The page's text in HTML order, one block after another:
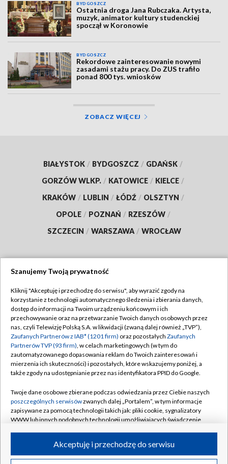
BYDGOSZCZ
Ostatnia droga Jana Rubczaka. Artysta,
muzyk, animator kultury studenckiej
spoczął w Koronowie
BYDGOSZCZ
Rekordowe zainteresowanie nowymi
zasadami stażu pracy. Do ZUS trafiło
ponad 800 tys. wniosków
ZOBACZ WIĘCEJ
BIAŁYSTOK / BYDGOSZCZ / GDAŃSK /
GORZÓW WLKP. / KATOWICE / KIELCE /
KRAKÓW / LUBLIN / ŁÓDŹ / OLSZTYN /
OPOLE / POZNAŃ / RZESZÓW /
SZCZECIN / WARSZAWA / WROCŁAW
TVP
Abonament TVP
Emisja w TVP
Centrum informacji TVP
Naziemna Telewizja Cyfrowa
Rada Programowa
System NOS
Informacje o nadawcy
Program dla prasy
Regulamin TVP
Polityka prywatności
Moje zgody
Pomoc
Kontakt
Kanały
©2026 Telewizja Polska S.A. w likwidacji
Szanujemy Twoją prywatność
Kliknij "Akceptuję i przechodzę do serwisu", aby wyrazić zgody na
korzystanie z technologii automatycznego śledzenia i zbierania danych,
dostęp do informacji na Twoim urządzeniu końcowym i ich
przechowywanie oraz na przetwarzanie Twoich danych osobowych przez
nas, czyli Telewizję Polską S.A. w likwidacji (zwaną dalej również „TVP”),
Zaufanych Partnerów z IAB* (1201 firm) oraz pozostałych Zaufanych
Partnerów TVP (93 firm), w celach marketingowych (w tym do
zautomatyzowanego dopasowania reklam do Twoich zainteresowań i
mierzenia ich skuteczności) i pozostałych, które wskazujemy poniżej, a
także zgody na udostępnianie przez nas identyfikatora PPID do Google.
Twoje dane osobowe zbierane podczas odwiedzania przez Ciebie naszych
poszczególnych serwisówzwanych dalej „Portalem”, w tym informacje
zapisywane za pomocą technologii takich jak: pliki cookie, sygnalizatory
WWW lub innych podobnych technologii umożliwiających świadczenie
ruchu w Internecie.Akceptuję i przechodzę do serwisu